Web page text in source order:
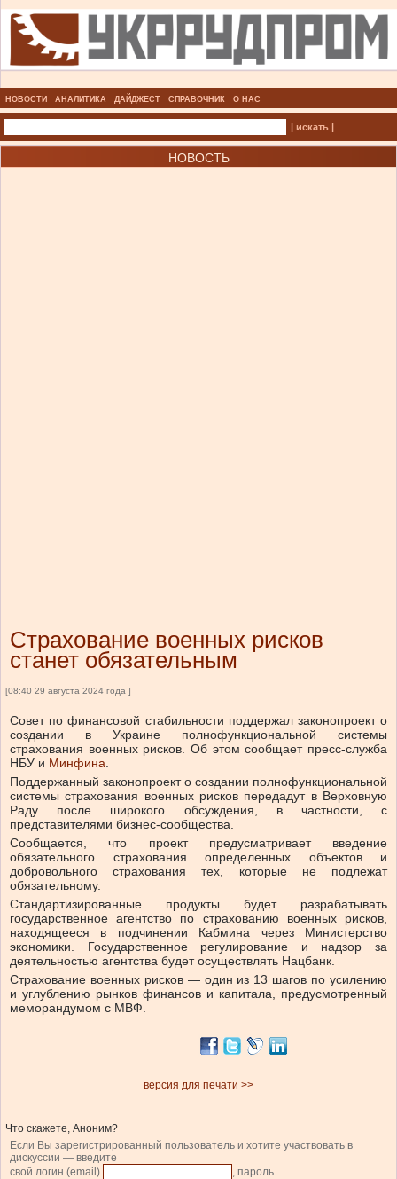
НОВОСТИ АНАЛИТИКА ДАЙДЖЕСТ СПРАВОЧНИК О НАС
| искать |
НОВОСТЬ
Страхование военных рисков
станет обязательным
[08:40 29 августа 2024 года ]
Совет по финансовой стабильности поддержал законопроект о
создании в Украине полнофункциональной системы
страхования военных рисков. Об этомсообщаетпресс-служба
НБУ и Минфина.
Поддержанный законопроект о создании полнофункциональной
системы страхования военных рисков передадут в Верховную
Раду после широкого обсуждения, в частности, с
представителями бизнес-сообщества.
Сообщается, что проект предусматривает введение
обязательного страхования определенных объектов и
добровольного страхования тех, которые не подлежат
обязательному.
Стандартизированные продукты будет разрабатывать
государственное агентство по страхованию военных рисков,
находящееся в подчинении Кабмина через Министерство
экономики. Государственное регулирование и надзор за
деятельностью агентства будет осуществлять Нацбанк.
Страхование военных рисков — один из 13 шагов по усилению
и углублению рынков финансов и капитала, предусмотренный
меморандумом с МВФ.
версия для печати >>
Что скажете, Аноним?
Если Вы зарегистрированный пользователь и хотите участвовать в
дискуссии — введите
свой логин (email)
, пароль